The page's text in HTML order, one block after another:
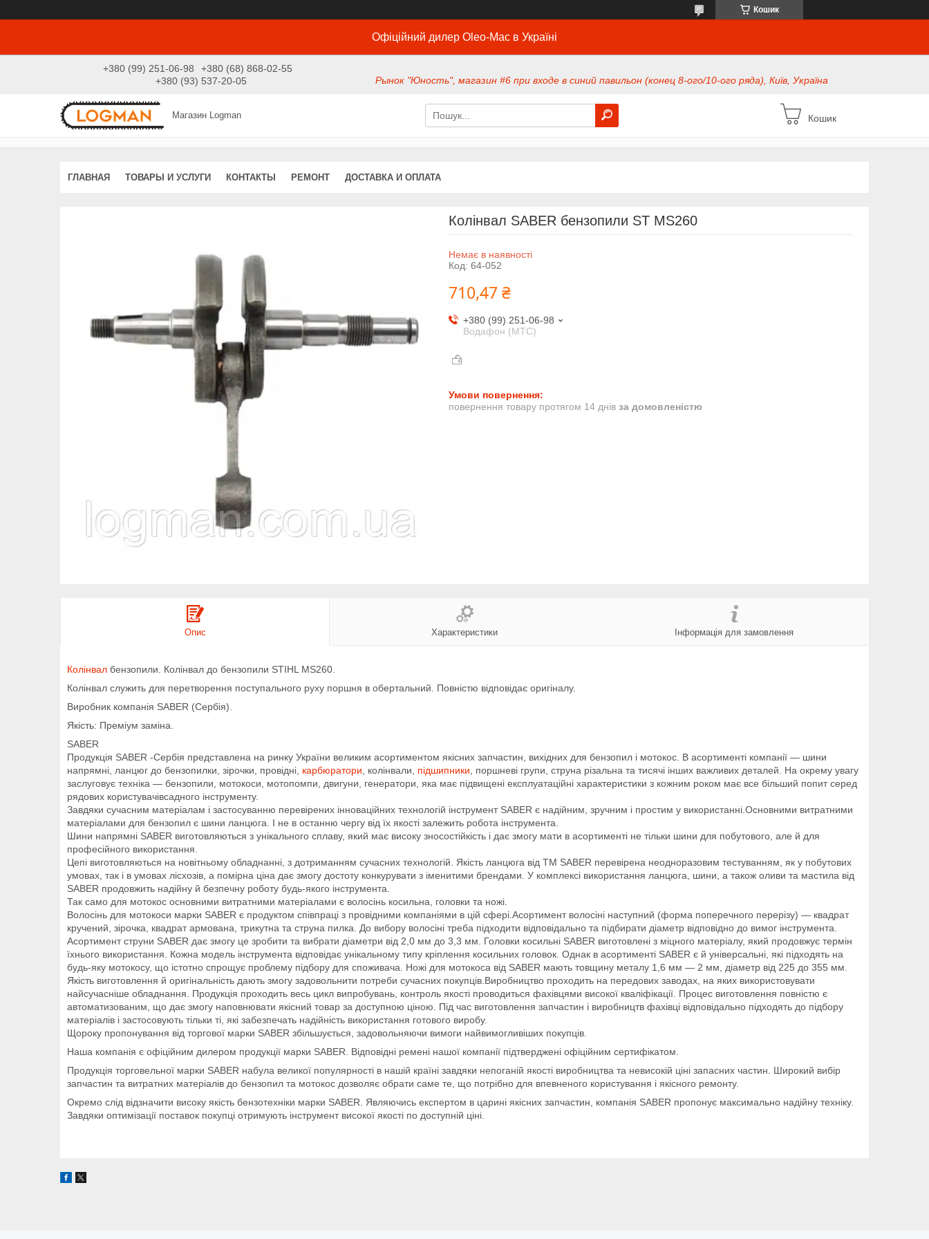
Кошик
Офіційний дилер Oleo-Mac в Україні
+380 (99) 251-06-98
+380 (68) 868-02-55
+380 (93) 537-20-05
Рынок "Юность", магазин #6 при входе в синий павильон (конец 8-ого/10-ого ряда), Київ, Україна
Магазин Logman Кошик
ГЛАВНАЯ ТОВАРЫ И УСЛУГИ КОНТАКТЫ РЕМОНТ ДОСТАВКА И ОПЛАТА
Колінвал SABER бензопили ST MS260
Немає в наявності
Код: 64-052
710,47 ₴
+380 (99) 251-06-98
Водафон (МТС)
повернення товару протягом 14 днів за домовленістю
Опис Характеристики Інформація для замовлення
Колінвал бензопили. Колінвал до бензопили STIHL MS260.
Колінвал служить для перетворення поступального руху поршня в обертальний. Повністю відповідає оригіналу.
Виробник компанія SABER (Сербія).
Якість: Преміум заміна.
SABER
Продукція SABER -Сербія представлена на ринку України великим асортиментом якісних запчастин, вихідних для бензопил і мотокос. В асортименті компанії — шини
напрямні, ланцюг до бензопилки, зірочки, провідні, карбюратори , колінвали, підшипники , поршневі групи, струна різальна та тисячі інших важливих деталей. На окрему увагу
заслуговує техніка — бензопили, мотокоси, мотопомпи, двигуни, генератори, яка має підвищені експлуатаційні характеристики з кожним роком має все більший попит серед
рядових користувачівсадного інструменту.
Завдяки сучасним матеріалам і застосуванню перевірених інноваційних технологій інструмент SABER є надійним, зручним і простим у використанні.Основними витратними
матеріалами для бензопил є шини ланцюга. І не в останню чергу від їх якості залежить робота інструмента.
Шини напрямні SABER виготовляються з унікального сплаву, який має високу зносостійкість і дає змогу мати в асортименті не тільки шини для побутового, але й для
професійного використання.
Цепі виготовляються на новітньому обладнанні, з дотриманням сучасних технологій. Якість ланцюга від ТМ SABER перевірена неодноразовим тестуванням, як у побутових
умовах, так і в умовах лісхозів, а помірна ціна дає змогу достоту конкурувати з іменитими брендами. У комплексі використання ланцюга, шини, а також оливи та мастила від
SABER продовжить надійну й безпечну роботу будь-якого інструмента.
Так само для мотокос основними витратними матеріалами є волосінь косильна, головки та ножі.
Волосінь для мотокоси марки SABER є продуктом співпраці з провідними компаніями в цій сфері.Асортимент волосіні наступний (форма поперечного перерізу) — квадрат
кручений, зірочка, квадрат армована, трикутна та струна пилка. До вибору волосіні треба підходити відповідально та підбирати діаметр відповідно до вимог інструмента.
Асортимент струни SABER дає змогу це зробити та вибрати діаметри від 2,0 мм до 3,3 мм. Головки косильні SABER виготовлені з міцного матеріалу, який продовжує термін
їхнього використання. Кожна модель інструмента відповідає унікальному типу кріплення косильних головок. Однак в асортименті SABER є й універсальні, які підходять на
будь-яку мотокосу, що істотно спрощує проблему підбору для споживача. Ножі для мотокоса від SABER мають товщину металу 1,6 мм — 2 мм, діаметр від 225 до 355 мм.
Якість виготовлення й оригінальність дають змогу задовольнити потреби сучасних покупців.Виробництво проходить на передових заводах, на яких використовувати
найсучасніше обладнання. Продукція проходить весь цикл випробувань, контроль якості проводиться фахівцями високої кваліфікації. Процес виготовлення повністю є
автоматизованим, що дає змогу наповнювати якісний товар за доступною ціною. Під час виготовлення запчастин і виробництв фахівці відповідально підходять до підбору
матеріалів і застосовують тільки ті, які забезпечать надійність використання готового виробу.
Щороку пропонування від торгової марки SABER збільшується, задовольняючи вимоги найвимогливіших покупців.
Наша компанія є офіційним дилером продукції марки SABER. Відповідні ремені нашої компанії підтверджені офіційним сертифікатом.
Продукція торговельної марки SABER набула великої популярності в нашій країні завдяки непоганій якості виробництва та невисокій ціні запасних частин. Широкий вибір
запчастин та витратних матеріалів до бензопил та мотокос дозволяє обрати саме те, що потрібно для впевненого користування і якісного ремонту.
Окремо слід відзначити високу якість бензотехніки марки SABER. Являючись експертом в царині якісних запчастин, компанія SABER пропонує максимально надійну техніку.
Завдяки оптимізації поставок покупці отримують інструмент високої якості по доступній ціні.